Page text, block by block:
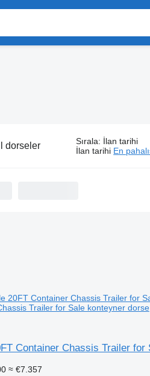
dorseler Sırala: İlan tarihi
İlan tarihi En
Trailer for Sale konteyner dorse
Container Chassis Trailer for
≈ €7.357